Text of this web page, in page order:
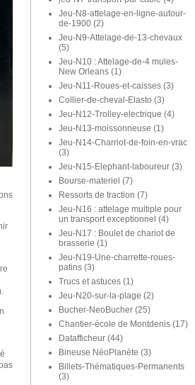
Jeu-N8-attelage-en-ligne-autour-
de-1900 (2)
Jeu-N9-Attelage-de-13-chevaux
(5)
Jeu-N10 : Attelage-de-4 mules-
New Orleans (1)
Jeu-N11-Roues-et-caisses (3)
Collier-de-cheval-Elasto (3)
Jeu-N12-Trolley-electrique (4)
Jeu-N13-moissonneuse (1)
Jeu-N14-Charriot-de-foin-en-vrac
(3)
Jeu-N15-Elephant-laboureur (3)
Bourse-materiel (7)
Ressorts de traction (7)
Jeu-N16 : attelage multiple pour
un transport exceptionnel (4)
Jeu-N17 : Boulet de chariot de
brasserie (1)
Jeu-N19-Une-charrette-roues-
patins (3)
Trucs et astuces (1)
Jeu-N20-sur-la-plage (2)
Bucher-NeoBucher (25)
Chantier-école de Montdenis (17)
Datafficheur (44)
Bineuse NéoPlanète (3)
Billets-Thématiques-Permanents
(3)